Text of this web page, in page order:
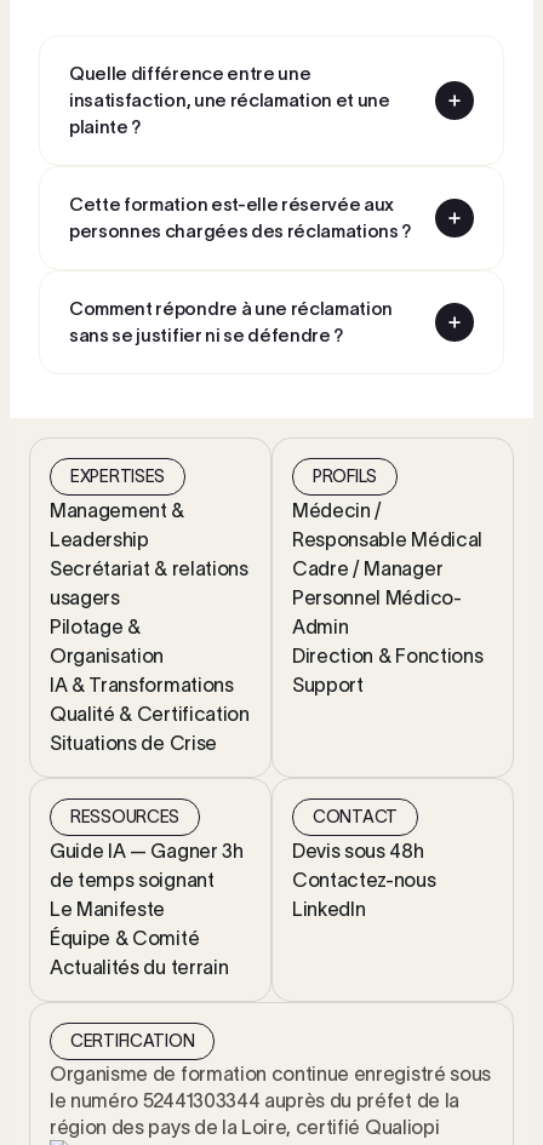
Quelle différence entre une
insatisfaction, une réclamation et une
plainte ?
Cette formation est-elle réservée aux
personnes chargées des réclamations ?
Comment répondre à une réclamation
sans se justifier ni se défendre ?
EXPERTISES
Management &
Leadership
Secrétariat & relations
usagers
Pilotage &
Organisation
IA & Transformations
Qualité & Certification
Situations de Crise
PROFILS
Médecin /
Responsable Médical
Cadre / Manager
Personnel Médico-
Admin
Direction & Fonctions
Support
RESSOURCES
Guide IA — Gagner 3h
de temps soignant
Le Manifeste
Équipe & Comité
Actualités du terrain
CONTACT
Devis sous 48h
Contactez-nous
LinkedIn
CERTIFICATION
Organisme de formation continue enregistré sous
le numéro 52441303344 auprès du préfet de la
région des pays de la Loire, certifié Qualiopi